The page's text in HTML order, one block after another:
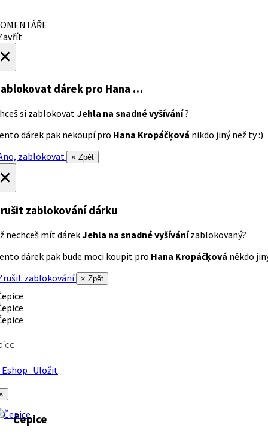
dárek pro Hana …
si zablokovatJehla na snadné vyšívání?
dárek pak nekoupí pro Hana Kropáčķová nikdo jiný než ty :)
zablokovat
× Zpět
zablokování dárku
nechceš mít dárekJehla na snadné vyšívánízablokovaný?
dárek pak bude moci koupit pro Hana Kropáčķová někdo
zablokování
× Zpět
Uložit
Čepice